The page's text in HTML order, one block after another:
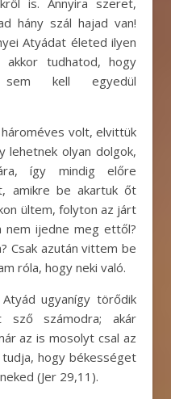
is. Annyira szeret,
hány szál hajad van!
Atyádat életed ilyen
tudhatod, hogy
sem kell egyedül
hároméves volt, elvittük
lehetnek olyan dolgok,
így mindig előre
amikre be akartuk őt
ültem, folyton az járt
nem ijedne meg ettől?
Csak azután vittem be
róla, hogy neki való.
ugyanígy törődik
sző számodra; akár
az is mosolyt csal az
hogy békességet
(Jer 29,11).